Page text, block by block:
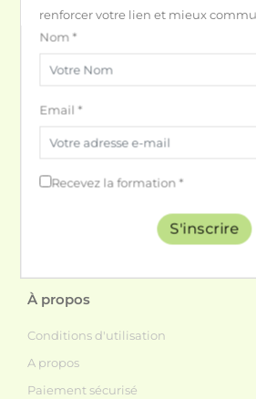
Produits
Nouveaux produits
Pour rafraichir ton Loulou !
À propos
Conditions d'utilisation
A propos
Paiement sécurisé
renforcer votre lien et mieux
Nom *
Email *
Recevez la formation *
S'inscrire